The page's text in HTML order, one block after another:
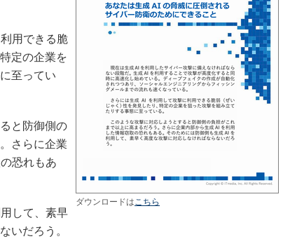
ダウンロードはこちら
用できる脆
定の企業を
至ってい
と防御側の
さらに企業
恐れもあ
して、素早
いだろう。